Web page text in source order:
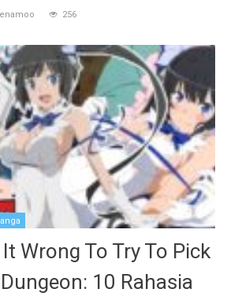
256
Wrong To Try To Pick
10 Rahasia